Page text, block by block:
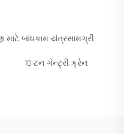
માટે બાંધકામ યંત્રસામગ્રી
10 ટન ગેન્ટ્રી ક્રેન